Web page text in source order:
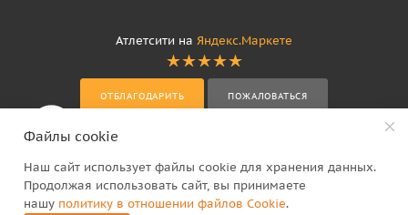
Атлетсити на Яндекс.Маркете
ОТБЛАГОДАРИТЬ ПОЖАЛОВАТЬСЯ
Файлы cookie
Наш сайт использует файлы cookie для хранения данных.
Продолжая использовать сайт, вы принимаете
нашу политику в отношении файлов Cookie.